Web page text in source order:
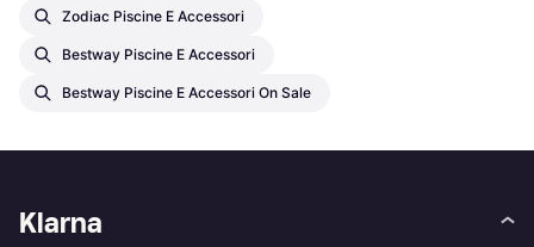
Zodiac Piscine E Accessori
Bestway Piscine E Accessori
Bestway Piscine E Accessori On Sale
Klarna